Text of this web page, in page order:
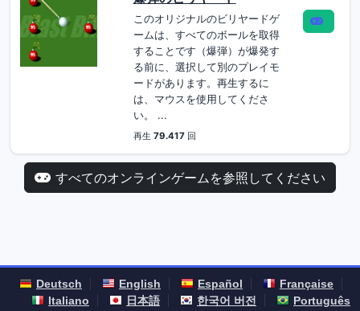
このオリジナルのビリヤードゲ
ームは、すべてのボールを取得
することです（爆弾）が爆発す
る前に、選択して別のプレイモ
ードがあります。再生するに
は、マウスを使用してくださ
い。 ...
再生 79.417回
すべてのオンラインゲームを参照してください
Deutsch English Español
Française
Italiano
日本語 한국어 버전 Português